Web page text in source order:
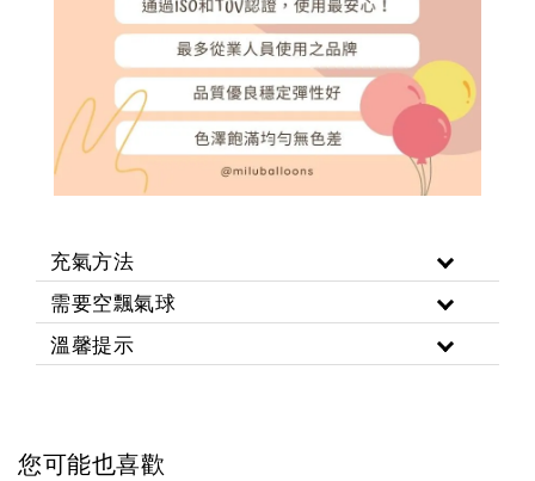
充氣方法
需要空飄氣球
溫馨提示
您可能也喜歡